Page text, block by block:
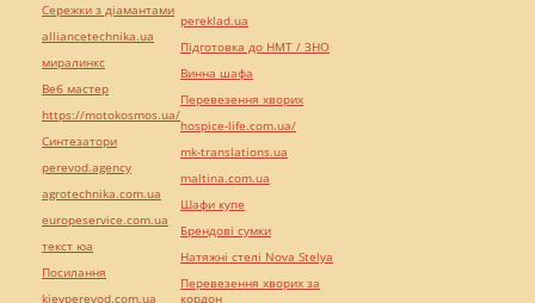
Сережки з діамантами
alliancetechnika.ua
миралинкс
Веб мастер
https://motokosmos.ua/
Синтезатори
perevod.agency
agrotechnika.com.ua
europeservice.com.ua
текст юа
Посилання
kievperevod.com.ua
pereklad.ua
Підготовка до НМТ / ЗНО
Винна шафа
Перевезення хворих
hospice-life.com.ua/
mk-translations.ua
maltina.com.ua
Шафи купе
Брендові сумки
Натяжні стелі Nova Stelya
Перевезення хворих за
кордон